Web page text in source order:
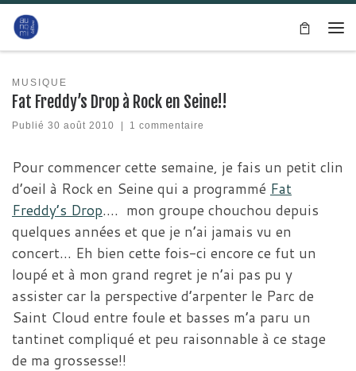
Passer au contenu
MUSIQUE
Fat Freddy’s Drop à Rock en Seine!!
Publié 30 août 2010 1 commentaire
Pour commencer cette semaine, je fais un petit clin
d’oeil à Rock en Seine qui a programmé Fat
Freddy’s Drop…. mon groupe chouchou depuis
quelques années et que je n’ai jamais vu en
concert… Eh bien cette fois-ci encore ce fut un
loupé et à mon grand regret je n’ai pas pu y
assister car la perspective d’arpenter le Parc de
Saint Cloud entre foule et basses m’a paru un
tantinet compliqué et peu raisonnable à ce stage
de ma grossesse!!